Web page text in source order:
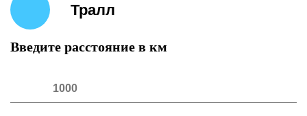
Тралл
Введите расстояние в км